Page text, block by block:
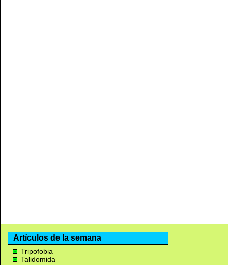
Artículos de la semana
Tripofobia
Talidomida